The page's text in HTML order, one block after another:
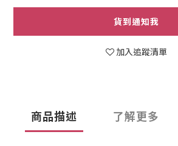
貨到通知我
加入追蹤清單
商品描述 了解更多